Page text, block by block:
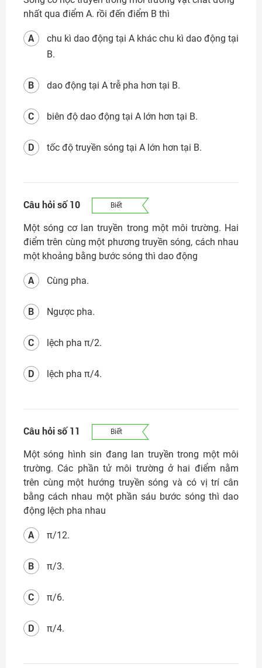
nhất qua điểm A. rồi đến điểm B thì
chu kì dao động tại A khác chu kì dao động tại
B.
A
dao động tại A trễ pha hơn tại B.
B
biên độ dao động tại A lớn hơn tại B.
C
tốc độ truyền sóng tại A lớn hơn tại B.
D
Câu hỏi số 10 Biết
Một sóng cơ lan truyền trong một môi trường. Hai
điểm trên cùng một phương truyền sóng, cách nhau
một khoảng bằng bước sóng thì dao động
Cùng pha.
A
Ngược pha.
B
lệch pha π/2.
C
lệch pha π/4.
D
Câu hỏi số 11 Biết
Một sóng hình sin đang lan truyền trong một môi
trường. Các phần tử môi trường ở hai điểm nằm
trên cùng một hướng truyền sóng và có vị trí cân
bằng cách nhau một phần sáu bước sóng thì dao
động lệch pha nhau
π/12.
A
π/3.
B
π/6.
C
π/4.
D